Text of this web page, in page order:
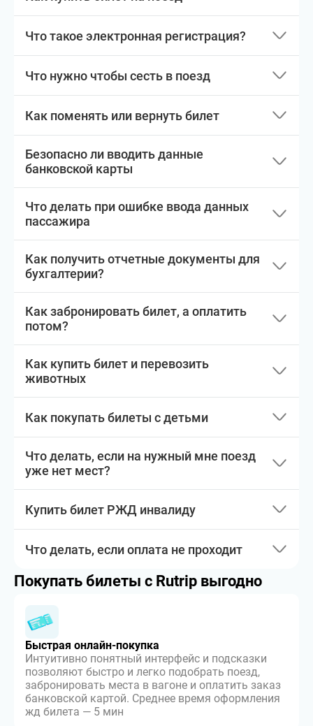
Что такое электронная регистрация?
Что нужно чтобы сесть в поезд
Как поменять или вернуть билет
Безопасно ли вводить данные
банковской карты
Что делать при ошибке ввода данных
пассажира
Как получить отчетные документы для
бухгалтерии?
Как забронировать билет, а оплатить
потом?
Как купить билет и перевозить
животных
Как покупать билеты с детьми
Что делать, если на нужный мне поезд
уже нет мест?
Купить билет РЖД инвалиду
Что делать, если оплата не проходит
Покупать билеты с Rutrip выгодно
Быстрая онлайн-покупка
Интуитивно понятный интерфейс и подсказки
позволяют быстро и легко подобрать поезд,
забронировать места в вагоне и оплатить заказ
банковской картой. Среднее время оформления
жд билета — 5 мин